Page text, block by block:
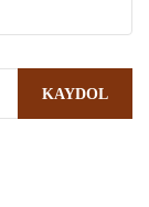
KAYDOL